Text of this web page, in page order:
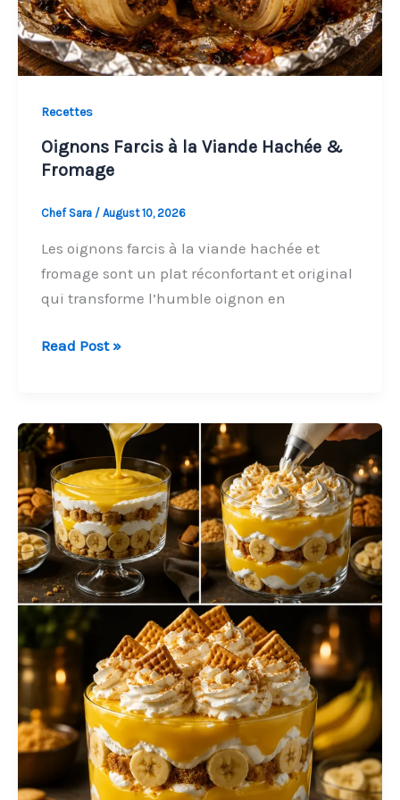
Recettes
Oignons Farcis à la Viande Hachée &
Fromage
Chef Sara / August 10, 2026
Les oignons farcis à la viande hachée et
fromage sont un plat réconfortant et original
qui transforme l’humble oignon en
Oignons
la
Viande
Hachée
&
Fromage
Read Post »